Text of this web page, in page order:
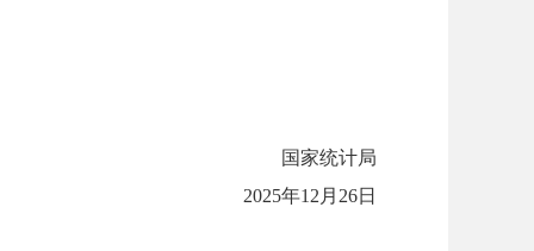
国家统计局
2025年12 月 26日